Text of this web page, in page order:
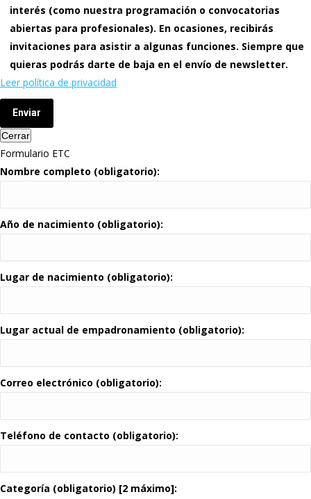
interés (como nuestra programación o convocatorias
abiertas para profesionales). En ocasiones, recibirás
invitaciones para asistir a algunas funciones. Siempre que
quieras podrás darte de baja en el envío de newsletter.
Leer política de privacidad
Enviar
Cerrar
Formulario ETC
Nombre completo (obligatorio):
Año de nacimiento (obligatorio):
Lugar de nacimiento (obligatorio):
Lugar actual de empadronamiento (obligatorio):
Correo electrónico (obligatorio):
Teléfono de contacto (obligatorio):
Categoría (obligatorio) [2 máximo]: